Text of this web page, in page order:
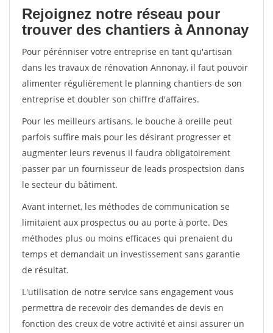
Rejoignez notre réseau pour
trouver des chantiers à Annonay
Pour pérénniser votre entreprise en tant qu'artisan
dans les travaux de rénovation Annonay, il faut pouvoir
alimenter régulièrement le planning chantiers de son
entreprise et doubler son chiffre d'affaires.
Pour les meilleurs artisans, le bouche à oreille peut
parfois suffire mais pour les désirant progresser et
augmenter leurs revenus il faudra obligatoirement
passer par un fournisseur de leads prospectsion dans
le secteur du bâtiment.
Avant internet, les méthodes de communication se
limitaient aux prospectus ou au porte à porte. Des
méthodes plus ou moins efficaces qui prenaient du
temps et demandait un investissement sans garantie
de résultat.
L'utilisation de notre service sans engagement vous
permettra de recevoir des demandes de devis en
fonction des creux de votre activité et ainsi assurer un